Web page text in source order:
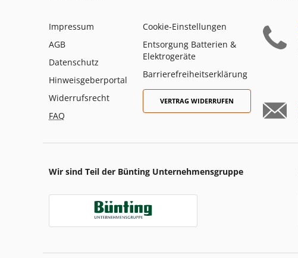
Impressum
AGB
Datenschutz
Hinweisgeberportal
Widerrufsrecht
FAQ
Cookie-Einstellungen
Entsorgung Batterien &
Elektrogeräte
Barrierefreiheitserklärung
VERTRAG WIDERRUFEN
Wir sind Teil der Bünting Unternehmensgruppe